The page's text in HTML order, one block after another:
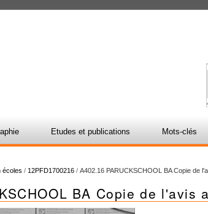
Etudes et publications Mots-clés
écoles / 12PFD1700216 / A402.16 PARUCKSCHOOL BA Copie de
BA Copie de l'avis